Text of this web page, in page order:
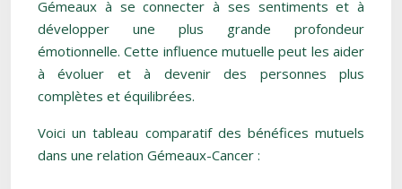
Gémeaux à se connecter à ses sentiments et à
développer une plus grande profondeur
émotionnelle. Cette influence mutuelle peut les aider
à évoluer et à devenir des personnes plus
complètes et équilibrées.
Voici un tableau comparatif des bénéfices mutuels
dans une relation Gémeaux-Cancer :